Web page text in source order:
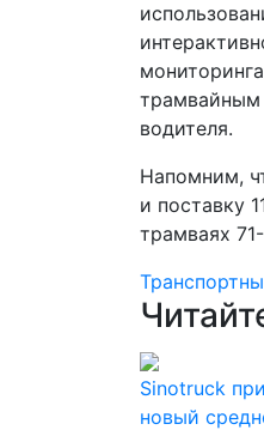
трамвайным
водителя.
Напомним,
и поставку
трамваях
Sinotruck
новый